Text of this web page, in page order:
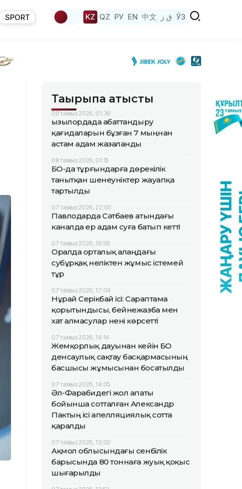
SPORT KZ QZ РУ EN 中文 ق ز ЎЗ
Тақырыпқа қатысты
08 тамыз 2026, 01:36
Қызылордада абаттандыру
қағидаларын бұзған 7 мыңнан
астам адам жазаланды
08 тамыз 2026, 01:15
БҚО-да тұрғындарға дөрекілік
танытқан шенеуніктер жауапқа
тартылды
07 тамыз 2026, 22:00
Павлодарда Сәтбаев атындағы
каналда ер адам суға батып кетті
07 тамыз 2026, 19:56
Оралда орталық алаңдағы
субұрқақ неліктен жұмыс істемей
тұр
07 тамыз 2026, 17:04
Нұрай Серікбай ісі: Сараптама
қорытындысы, бейнежазба мен
хат алмасулар нені көрсетті
07 тамыз 2026, 14:14
Жемқорлық дауынан кейін БҚО
денсаулық сақтау басқармасының
басшысы жұмысынан босатылды
07 тамыз 2026, 14:05
Әл-Фарабидегі жол апаты
бойынша сотталған Александр
Пактың ісі апелляциялық сотта
қаралды
07 тамыз 2026, 13:00
Ақмол облысындағы сенбілік
барысында 80 тоннаға жуық қоқыс
шығарылды